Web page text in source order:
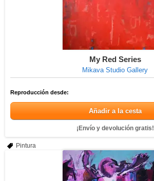
My Red Series
Mikava Studio Gallery
Reproducción desde:
Añadir a la cesta
¡Envío y devolución gratis!
Pintura